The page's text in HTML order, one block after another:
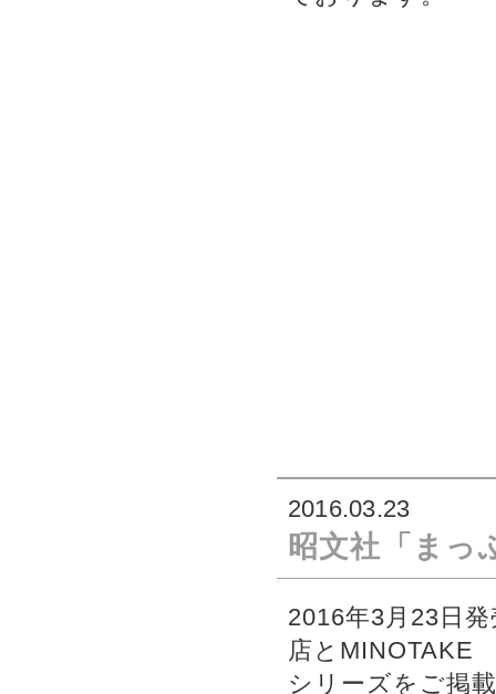
2016.03.23
昭文社「まっ
2016年3月23日
店とMINOTAKE
シリーズをご掲